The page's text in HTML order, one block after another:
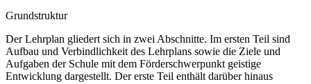
Grundstruktur
Der Lehrplan gliedert sich in zwei Abschnitte. Im ersten Teil sind
Aufbau und Verbindlichkeit des Lehrplans sowie die Ziele und
Aufgaben der Schule mit dem Förderschwerpunkt geistige
Entwicklung dargestellt. Der erste Teil enthält darüber hinaus